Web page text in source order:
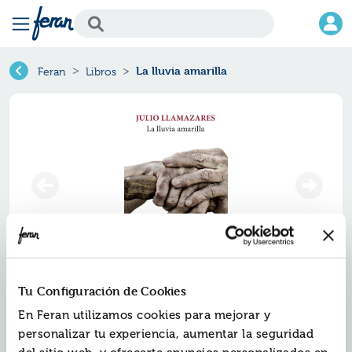
Tu Configuración de Cookies
En Feran utilizamos cookies para mejorar y
personalizar tu experiencia, aumentar la seguridad
Feran Libros La lluvia amarilla
La lluvia amarilla
Ref. ZBK-2036
ISBN:9788432217470